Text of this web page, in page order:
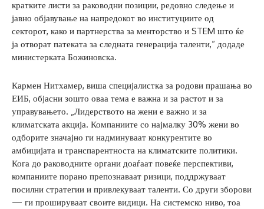
кратките листи за раководни позиции, редовно следење и
јавно објавување на напредокот во институциите од
секторот, како и партнерства за менторство и STEM што ќе
ја отворат патеката за следната генерација таленти,“ додаде
министерката Божиновска.
Кармен Нитхамер, виша специјалистка за родови прашања во
ЕИБ, објасни зошто оваа тема е важна и за растот и за
управувањето. „Лидерството на жени е важно и за
климатската акција. Компаниите со најмалку 30% жени во
одборите значајно ги надминуваат конкурентите во
амбицијата и транспарентноста на климатските политики.
Кога до раководните органи доаѓаат повеќе перспективи,
компаниите порано препознаваат ризици, поддржуваат
посилни стратегии и привлекуваат таленти. Со други зборови
— ги прошируваат своите видици. На системско ниво, тоа